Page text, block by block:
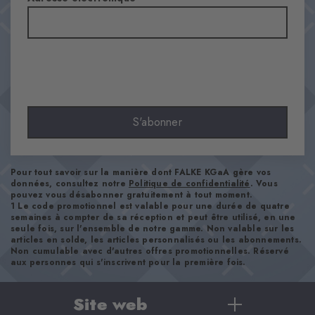
Aspect
Confort
ultra-doux
A côtes
Renforts
aucun
Semelle
Normal
Style
casual
S'abonner
Pour tout savoir sur la manière dont FALKE KGaA gère vos
données, consultez notre Politique de confidentialité. Vous
pouvez vous désabonner gratuitement à tout moment.
1 Le code promotionnel est valable pour une durée de quatre
semaines à compter de sa réception et peut être utilisé, en une
seule fois, sur l'ensemble de notre gamme. Non valable sur les
articles en solde, les articles personnalisés ou les abonnements.
Non cumulable avec d'autres offres promotionnelles. Réservé
aux personnes qui s'inscrivent pour la première fois.
Site web